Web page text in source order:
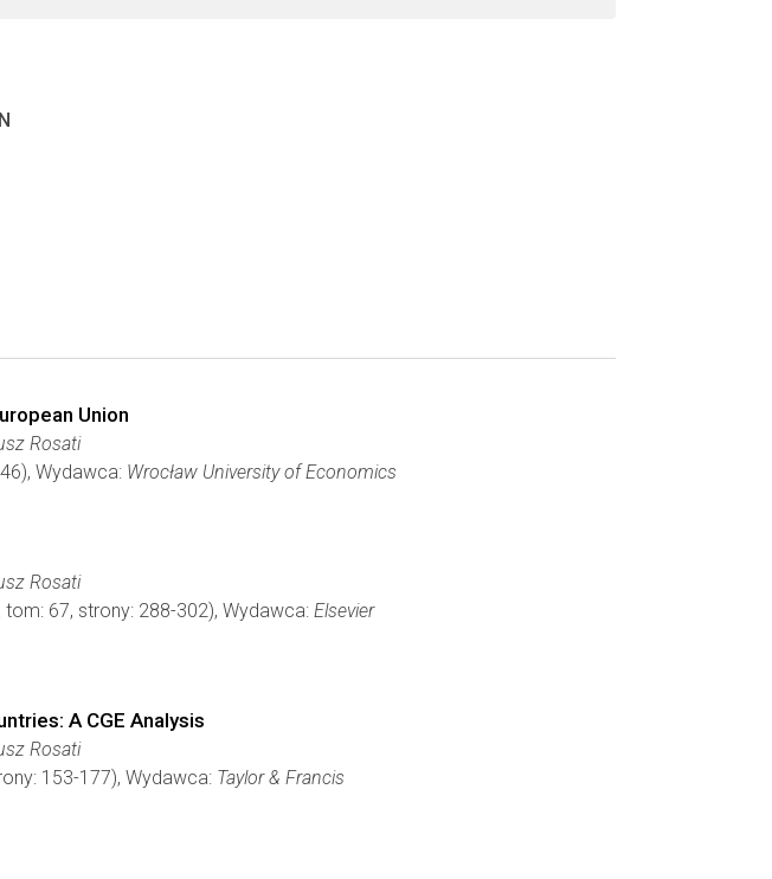
Union
Rosati
Wydawca: Wrocław University of Economics
Rosati
tom: 67, strony: 288-302), Wydawca: Elsevier
A CGE Analysis
Rosati
153-177), Wydawca: Taylor & Francis